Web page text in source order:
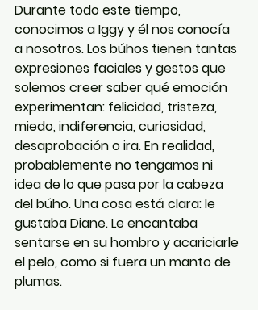
Durante todo este tiempo,
conocimos a Iggy y él nos conocía
a nosotros. Los búhos tienen tantas
expresiones faciales y gestos que
solemos creer saber qué emoción
experimentan: felicidad, tristeza,
miedo, indiferencia, curiosidad,
desaprobación o ira. En realidad,
probablemente no tengamos ni
idea de lo que pasa por la cabeza
del búho. Una cosa está clara: le
gustaba Diane. Le encantaba
sentarse en su hombro y acariciarle
el pelo, como si fuera un manto de
plumas.